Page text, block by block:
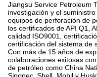
Jiangsu Service Petroleum
investigación y el
equipos de perforación de
los certificados de API Q1,
calidad ISO9001,
certificación del sistema de
Con más de 15 años de
colaboraciones exitosas
de petróleo como China